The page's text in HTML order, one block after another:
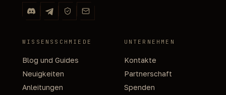
WISSENSSCHMIEDE
Blog und Guides
Neuigkeiten
Anleitungen
UNTERNEHMEN
Kontakte
Partnerschaft
Spenden